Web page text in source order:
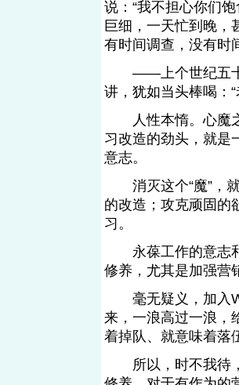
说：“我不担心你们
巨细，一天忙到晚，
有时间调查，没有时
——上个世纪五十
讲，犹如当头棒喝：
人性本惰。心魔之
习改造的劲头，就是
意志。
消灭这个“魔”，就
的改造；攻克顽固的
习。
永葆工作的意志和
修养，尤其是加强营
毫无疑义，加入
来，一浪高过一浪，
着掉队、就意味着落
所以，时不我待，